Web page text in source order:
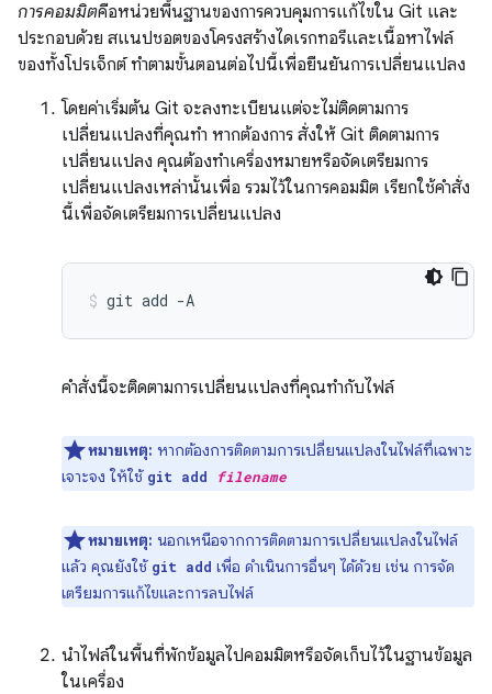
การคอมมิตคือหน่วยพื้นฐานของการควบคุมการแก้ไขใน Git และ
ประกอบด้วย สแนปชอตของโครงสร้างไดเรกทอรีและเนื้อหาไฟล์
ของทั้งโปรเจ็กต์ ทำตามขั้นตอนต่อไปนี้เพื่อยืนยันการเปลี่ยนแปลง
โดยค่าเริ่มต้น Git จะลงทะเบียนแต่จะไม่ติดตามการ
เปลี่ยนแปลงที่คุณทำ หากต้องการ สั่งให้ Git ติดตามการ
เปลี่ยนแปลง คุณต้องทำเครื่องหมายหรือจัดเตรียมการ
เปลี่ยนแปลงเหล่านั้นเพื่อ รวมไว้ในการคอมมิต เรียกใช้คำสั่ง
นี้เพื่อจัดเตรียมการเปลี่ยนแปลง
git add -A
คำสั่งนี้จะติดตามการเปลี่ยนแปลงที่คุณทำกับไฟล์
หมายเหตุ: หากต้องการติดตามการเปลี่ยนแปลงในไฟล์ที่เฉพาะ
เจาะจง ให้ใช้ git add filename
หมายเหตุ: นอกเหนือจากการติดตามการเปลี่ยนแปลงในไฟล์
แล้ว คุณยังใช้ git add เพื่อ ดำเนินการอื่นๆ ได้ด้วย เช่น การจัด
เตรียมการแก้ไขและการลบไฟล์
นำไฟล์ในพื้นที่พักข้อมูลไปคอมมิตหรือจัดเก็บไว้ในฐานข้อมูล
ในเครื่อง